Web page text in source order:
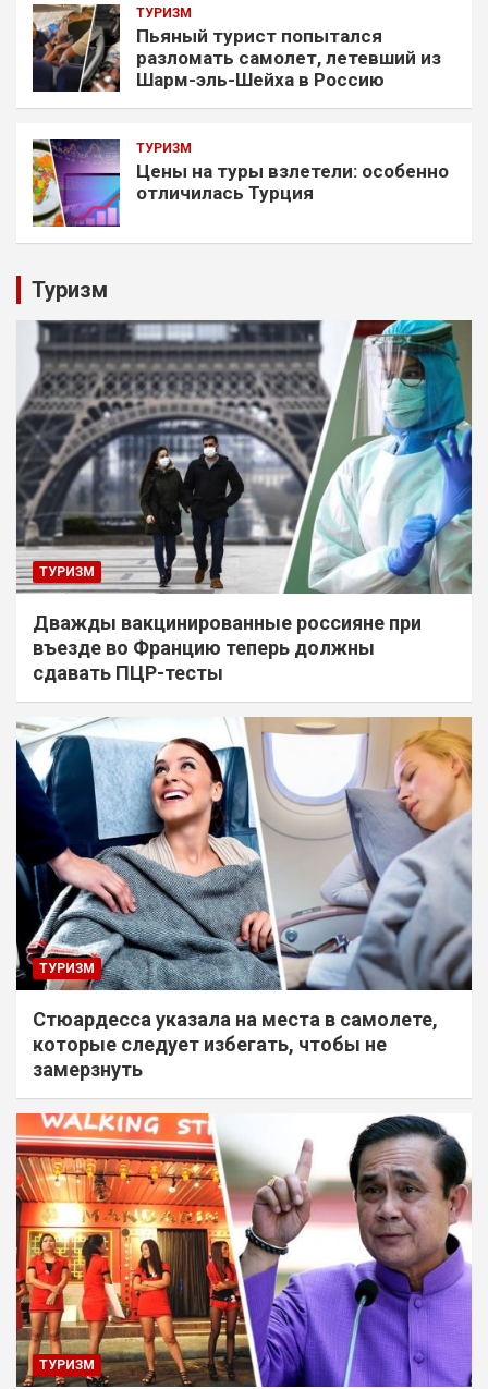
ТУРИЗМ
Пьяный турист попытался
разломать самолет, летевший из
Шарм-эль-Шейха в Россию
ТУРИЗМ
Цены на туры взлетели: особенно
отличилась Турция
Туризм
ТУРИЗМ
Дважды вакцинированные россияне при
въезде во Францию теперь должны
сдавать ПЦР-тесты
ТУРИЗМ
Стюардесса указала на места в самолете,
которые следует избегать, чтобы не
замерзнуть
ТУРИЗМ